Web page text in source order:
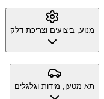
מנוע, ביצועים וצריכת דלק
תא מטען, מידות וגלגלים